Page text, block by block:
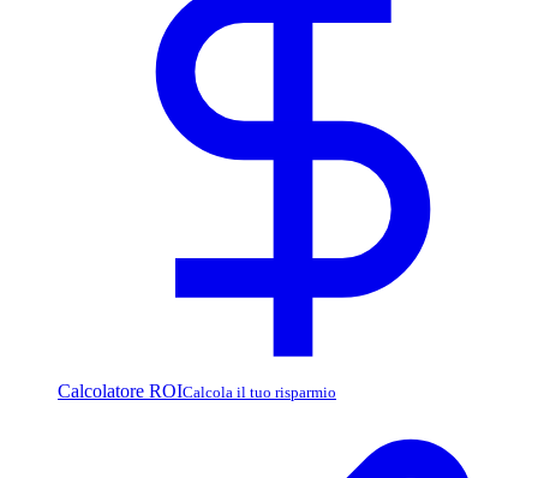
Calcolatore ROICalcola il tuo risparmio